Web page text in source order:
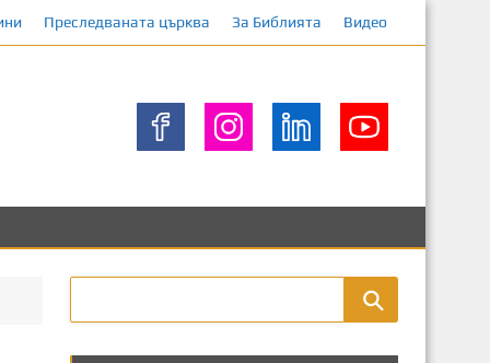
Преследваната църква За Библията Видео